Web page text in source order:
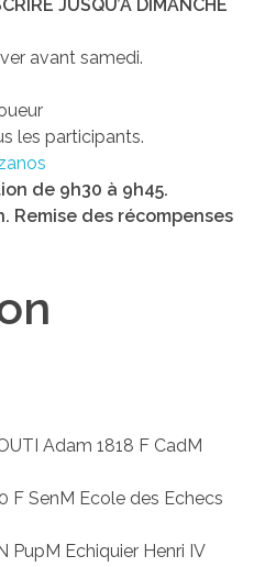
JUSQU’À DIMANCHE
avant samedi.
les participants.
de 9h30 à 9h45.
Remise des récompenses
Adam 1818 F CadM
F SenM Ecole des Echecs
PupM Echiquier Henri IV